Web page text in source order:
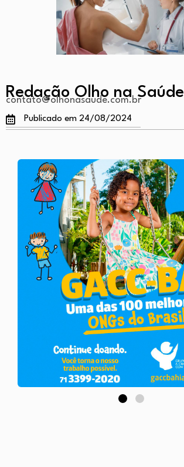
Redação Olho na Saúde
contato@olhonasaude.com.br
Publicado em 24/08/2024